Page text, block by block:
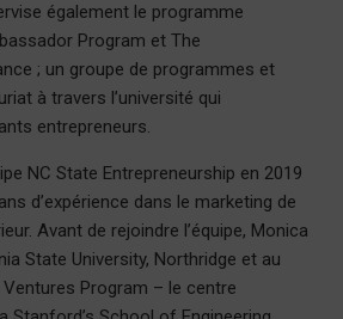
également le programme
Program et The
; un groupe de programmes et
à travers l’université qui
entrepreneurs.
NC State Entrepreneurship en 2019
d’expérience dans le marketing de
Avant de rejoindre l’équipe, Monica
State University, Northridge et au
Program – le centre